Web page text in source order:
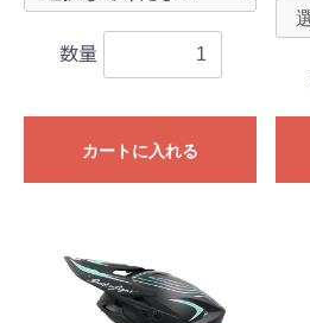
数量
カートに入れる